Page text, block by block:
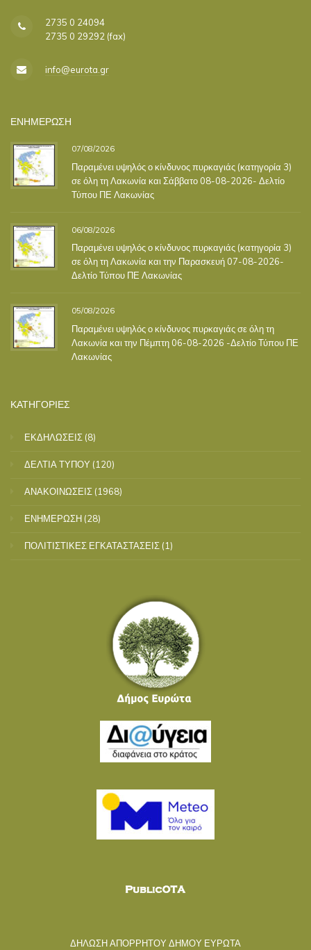
2735 0 24094
2735 0 29292 (fax)
info@eurota.gr
ΕΝΗΜΕΡΩΣΗ
07/08/2026
Παραμένει υψηλός ο κίνδυνος πυρκαγιάς (κατηγορία 3)
σε όλη τη Λακωνία και Σάββατο 08-08-2026- Δελτίο
Τύπου ΠΕ Λακωνίας
06/08/2026
Παραμένει υψηλός ο κίνδυνος πυρκαγιάς (κατηγορία 3)
σε όλη τη Λακωνία και την Παρασκευή 07-08-2026-
Δελτίο Τύπου ΠΕ Λακωνίας
05/08/2026
Παραμένει υψηλός ο κίνδυνος πυρκαγιάς σε όλη τη
Λακωνία και την Πέμπτη 06-08-2026 -Δελτίο Τύπου ΠΕ
Λακωνίας
ΚΑΤΗΓΟΡΙΕΣ
ΕΚΔΗΛΩΣΕΙΣ (8)
ΔΕΛΤΙΑ ΤΥΠΟΥ (120)
ΑΝΑΚΟΙΝΩΣΕΙΣ (1968)
ΕΝΗΜΕΡΩΣΗ (28)
ΠΟΛΙΤΙΣΤΙΚΕΣ ΕΓΚΑΤΑΣΤΑΣΕΙΣ (1)
ΔΗΛΩΣΗ ΑΠΟΡΡΗΤΟΥ ΔΗΜΟΥ ΕΥΡΩΤΑ